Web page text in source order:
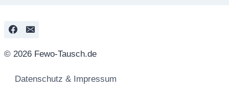
© 2026 Fewo-Tausch.de
Datenschutz & Impressum